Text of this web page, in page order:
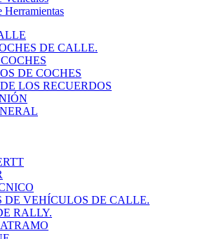
DE CALLE.
DE COCHES
LOS RECUERDOS
DE VEHÍCULOS DE CALLE.
RALLY.